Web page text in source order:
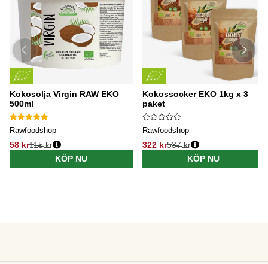
Kokosolja Virgin RAW EKO
500ml
Rawfoodshop
58 kr115 kr
KÖP NU
Kokossocker EKO 1kg x 3
paket
Rawfoodshop
322 kr537 kr
KÖP NU